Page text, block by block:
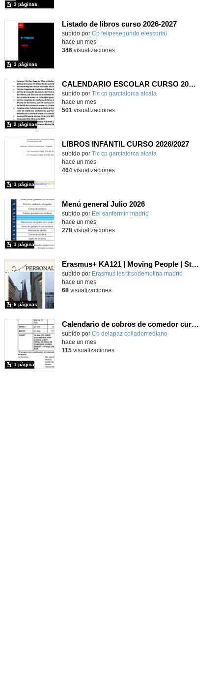
3 páginas
Listado de libros curso 2026-2027
Contenido educativo.
subido por Cp felipesegundo elescorial
3 páginas
hace un mes
346visualizaciones
CALENDARIO ESCOLAR CURSO 2026-2027
subido por Tic cp garcialorca alcala
2 páginas
hace un mes
501 visualizaciones
LIBROS INFANTIL CURSO 2026/2027
subido por Tic cp garcialorca alcala
1 página
hace un mes
464visualizaciones
Menú general Julio 2026
subido por Eei sanfermin madrid
1 página
hace un mes
278visualizaciones
Erasmus+ KA121 | Moving People | Student Presentation 2 | Neustadt 2024
Contenido educativo.
subido por Erasmus ies tirsodemolina madrid
6 páginas
hace un mes
68visualizaciones
Calendario de cobros de comedor curso 2026/27
Contenido educativo.
subido por Cp delapaz colladomediano
1 página
-
hace un mes
115visualizaciones